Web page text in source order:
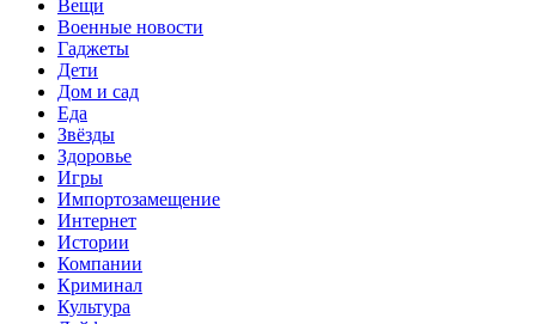
Вещи
Военные новости
Гаджеты
Дети
Дом и сад
Еда
Звёзды
Здоровье
Игры
Импортозамещение
Интернет
Истории
Компании
Криминал
Культура